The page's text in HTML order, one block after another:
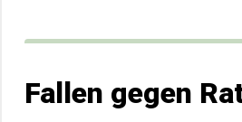
Fallen gegen